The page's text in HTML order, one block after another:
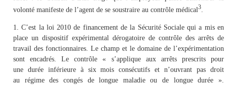
volonté manifeste de l’agent de se soustraire au contrôle médical3.
1. C’est la loi 2010 de financement de la Sécurité Sociale qui a mis en
place un dispositif expérimental dérogatoire de contrôle des arrêts de
travail des fonctionnaires. Le champ et le domaine de l’expérimentation
sont encadrés. Le contrôle « s’applique aux arrêts prescrits pour
une durée inférieure à six mois consécutifs et n’ouvrant pas droit
au régime des congés de longue maladie ou de longue durée ».